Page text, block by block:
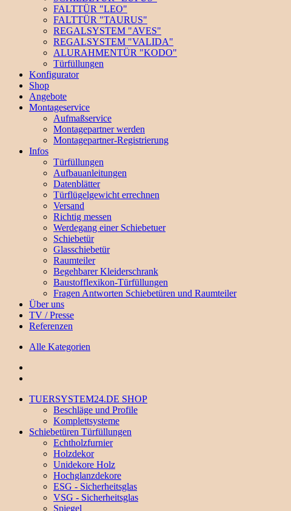
FALTTÜR "LEO"
FALTTÜR "TAURUS"
REGALSYSTEM "AVES"
REGALSYSTEM "VALIDA"
ALURAHMENTÜR "KODO"
Türfüllungen
Konfigurator
Shop
Angebote
Montageservice
Aufmaßservice
Montagepartner werden
Montagepartner-Registrierung
Infos
Türfüllungen
Aufbauanleitungen
Datenblätter
Türflügelgewicht errechnen
Versand
Richtig messen
Werdegang einer Schiebetuer
Schiebetür
Glasschiebetür
Raumteiler
Begehbarer Kleiderschrank
Baustofflexikon-Türfüllungen
Fragen Antworten Schiebetüren und Raumteiler
Über uns
TV / Presse
Referenzen
Alle Kategorien
TUERSYSTEM24.DE SHOP
Beschläge und Profile
Komplettsysteme
Schiebetüren Türfüllungen
Echtholzfurnier
Holzdekor
Unidekore Holz
Hochglanzdekore
ESG - Sicherheitsglas
VSG - Sicherheitsglas
Spiegel